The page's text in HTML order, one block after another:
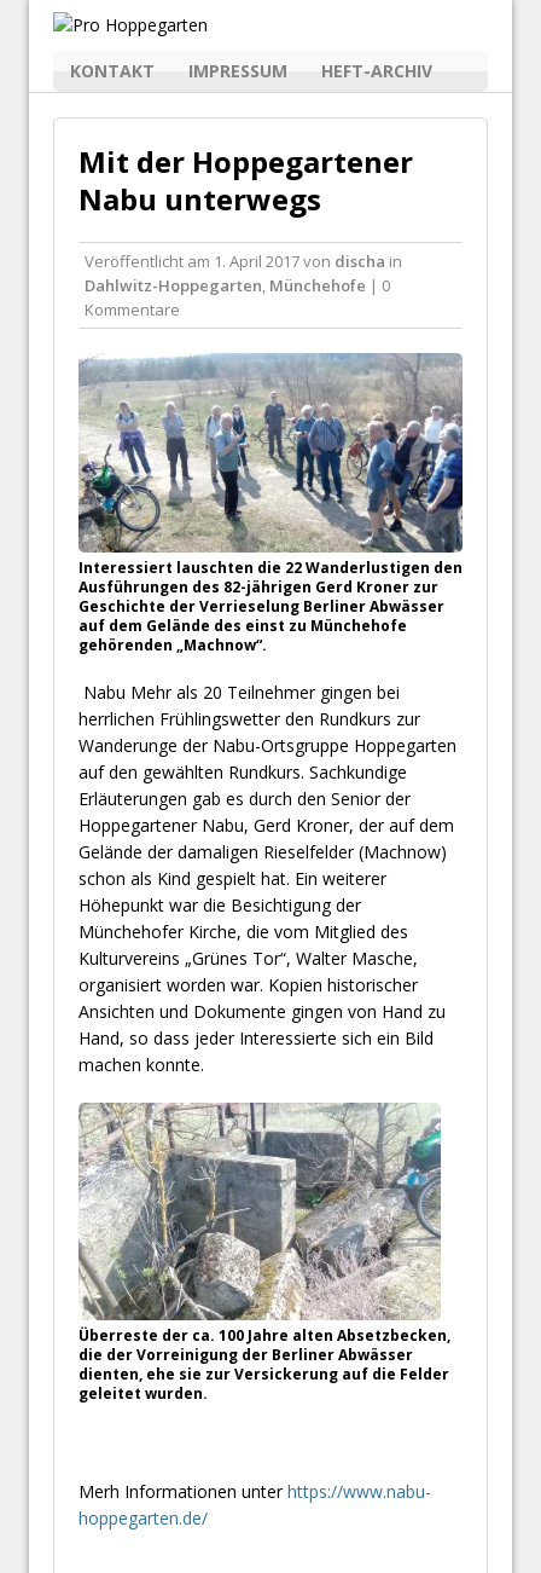
KONTAKT IMPRESSUM HEFT-ARCHIV
Mit der Hoppegartener
Nabu unterwegs
Veröffentlicht am 1. April 2017von discha in
Dahlwitz-Hoppegarten, Münchehofe | 0
Kommentare
Interessiert lauschten die 22 Wanderlustigen den
Ausführungen des 82-jährigen Gerd Kroner zur
Geschichte der Verrieselung Berliner Abwässer
auf dem Gelände des einst zu Münchehofe
gehörenden „Machnow“.
Nabu Mehr als 20 Teilnehmer gingen bei
herrlichen Frühlingswetter den Rundkurs zur
Wanderunge der Nabu-Ortsgruppe Hoppegarten
auf den gewählten Rundkurs. Sachkundige
Erläuterungen gab es durch den Senior der
Hoppegartener Nabu, Gerd Kroner, der auf dem
Gelände der damaligen Rieselfelder (Machnow)
schon als Kind gespielt hat. Ein weiterer
Höhepunkt war die Besichtigung der
Münchehofer Kirche, die vom Mitglied des
Kulturvereins „Grünes Tor“, Walter Masche,
organisiert worden war. Kopien historischer
Ansichten und Dokumente gingen von Hand zu
Hand, so dass jeder Interessierte sich ein Bild
machen konnte.
Überreste der ca. 100 Jahre alten Absetzbecken,
die der Vorreinigung der Berliner Abwässer
dienten, ehe sie zur Versickerung auf die Felder
geleitet wurden.
Merh Informationen unterhttps://www.nabu-
hoppegarten.de/